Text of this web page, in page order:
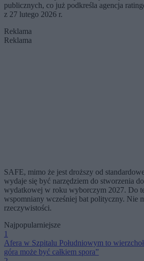
publicznych, co już podkreśla agencja
z 27 lutego 2026 r.
Reklama
Reklama
SAFE, mimo że jest droższy od
wydaje się być narzędziem do stworzenia
wydatkowej w roku wyborczym 2027. Do
wspomniany wcześniej bat polityczny. Nie
rzeczywistości.
Najpopularniejsze
1
Afera w Szpitalu Południowym to
góra może być całkiem spora”